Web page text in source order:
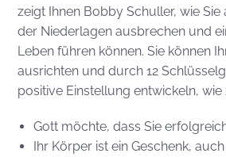
zeigt Ihnen Bobby Schuller, wie
der Niederlagen ausbrechen und
Leben führen können. Sie können
ausrichten und durch 12
positive Einstellung entwickeln, wie
Gott möchte, dass Sie
Ihr Körper ist ein Geschenk,